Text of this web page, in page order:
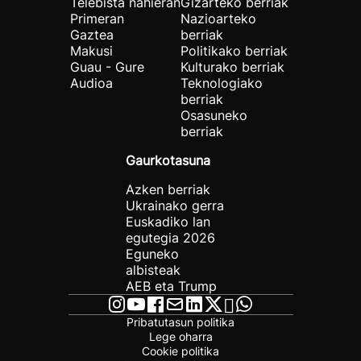
Primeran
Gaztea
Makusi
Guau - Gure
Audioa
Nazioarteko
berriak
Politikako berriak
Kulturako berriak
Teknologiako
berriak
Osasuneko
berriak
Gaurkotasuna
Azken berriak
Ukrainako gerra
Euskadiko lan
egutegia 2026
Eguneko
albisteak
AEB eta Trump
Pribatutasun politika
Lege oharra
Cookie politika